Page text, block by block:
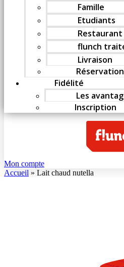
Famille
Etudiants
flunch
Livraison
Fidélité
Les
Inscription
Mon compte
Accueil » Lait chaud nutella